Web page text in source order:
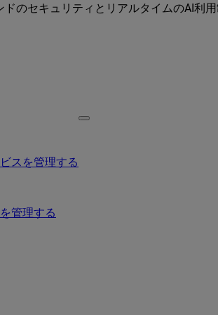
のセキュリティとリアルタイムのAI利
スを管理する
管理する